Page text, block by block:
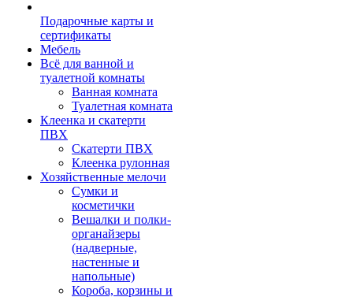
Подарочные карты и
сертификаты
Мебель
Всё для ванной и
туалетной комнаты
Ванная комната
Туалетная комната
Клеенка и скатерти
ПВХ
Скатерти ПВХ
Клеенка рулонная
Хозяйственные мелочи
Сумки и
косметички
Вешалки и полки-
органайзеры
(надверные,
настенные и
напольные)
Короба, корзины и